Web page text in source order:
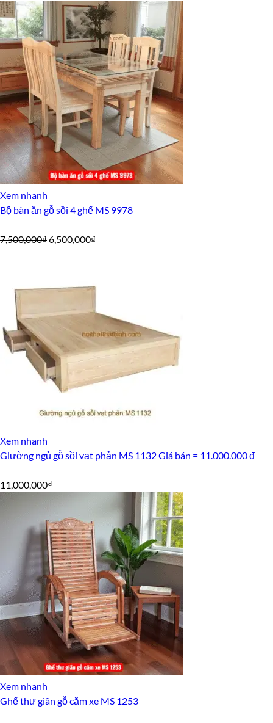
gốc
33,500,000₫.
hiện
tại
là:
28,500,000₫.
Xem nhanh
Bộ bàn ăn gỗ sồi 4 ghế MS 9978
7,500,000₫Giá
6,500,000₫
Xem nhanh
Giường ngủ gỗ sồi vạt phản MS 1132 Giá bán = 11.000.000 đ
11,000,000₫
Xem nhanh
Ghế thư giãn gỗ căm xe MS 1253